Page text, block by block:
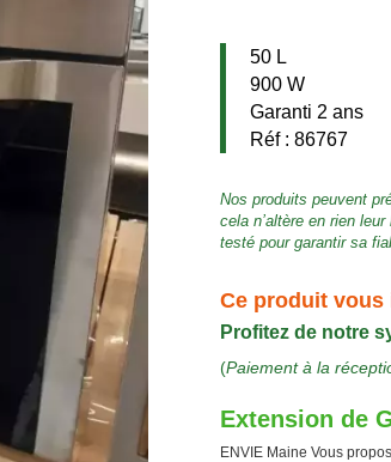
50 L
900 W
Garanti 2 ans
Réf : 86767
Nos produits peuvent
cela n’altère en rien
testé pour garantir sa
Ce produit vous
Profitez de notre
(Paiement à la
Extension de
ENVIE Maine Vous